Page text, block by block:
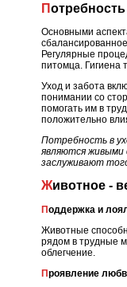
Основными
Регулярные
питомца. Гигиена
Уход и забота
понимании со
помогать им в
положительно
Потребность в
являются живыми
заслуживают
Животное -
Поддержка и
Животные
рядом в трудные
облегчение.
Проявление